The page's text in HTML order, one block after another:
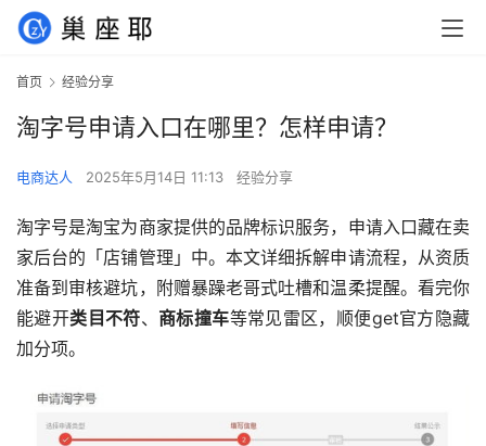
首页 经验分享
淘字号申请入口在哪里？怎样申请？
电商达人 2025年5月14日 11:13 经验分享
淘字号是淘宝为商家提供的品牌标识服务，申请入口藏在卖
家后台的「店铺管理」中。本文详细拆解申请流程，从资质
准备到审核避坑，附赠暴躁老哥式吐槽和温柔提醒。看完你
能避开类目不符、 商标撞车等常见雷区，顺便get官方隐藏
加分项。